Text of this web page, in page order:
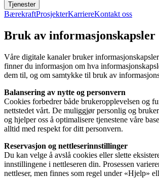
Tjenester
BærekraftProsjekterKarriereKontakt oss
Bruk av informasjonskapsler
Våre digitale kanaler bruker
finner du informasjon om hva
dem til, og om samtykke til bruk av
Balansering av nytte og personvern
Cookies forbedrer både brukeropplevelsen og
nettstedet vårt. De muliggjør personlig og
og hjelper oss å optimalisere tjenestene våre
alltid med respekt for ditt personvern.
Reservasjon og nettleserinnstillinger
Du kan velge å avslå cookies eller slette
innstillingene i nettleseren din. Prosessen
nettleser, men finnes som regel under «Hjelp»